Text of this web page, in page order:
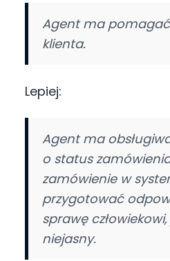
Agent ma pomagać
klienta.
Lepiej:
Agent ma
o status
zamówienie w
przygotować
sprawę
niejasny.